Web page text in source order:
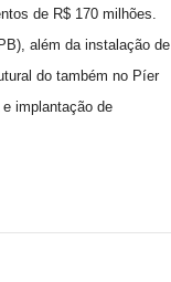
de R$ 170 milhões.
além da instalação de
do também no Píer
implantação de